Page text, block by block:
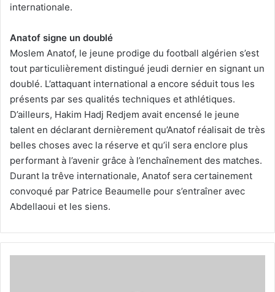
internationale.
Anatof signe un doublé
Moslem Anatof, le jeune prodige du football algérien s’est
tout particulièrement distingué jeudi dernier en signant un
doublé. L’attaquant international a encore séduit tous les
présents par ses qualités techniques et athlétiques.
D’ailleurs, Hakim Hadj Redjem avait encensé le jeune
talent en déclarant dernièrement qu’Anatof réalisait de très
belles choses avec la réserve et qu’il sera enclore plus
performant à l’avenir grâce à l’enchaînement des matches.
Durant la trêve internationale, Anatof sera certainement
convoqué par Patrice Beaumelle pour s’entraîner avec
Abdellaoui et les siens.